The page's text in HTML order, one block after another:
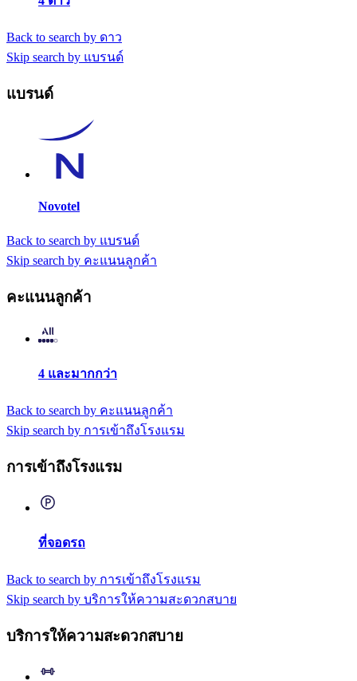
Back to search by ดาว
Skip search by แบรนด์
แบรนด์
Novotel
Back to search by แบรนด์
Skip search by คะแนนลูกค้า
คะแนนลูกค้า
4 และมากกว่า
Back to search by คะแนนลูกค้า
Skip search by การเข้าถึงโรงแรม
การเข้าถึงโรงแรม
ที่จอดรถ
Back to search by การเข้าถึงโรงแรม
Skip search by บริการให้ความสะดวกสบาย
บริการให้ความสะดวกสบาย